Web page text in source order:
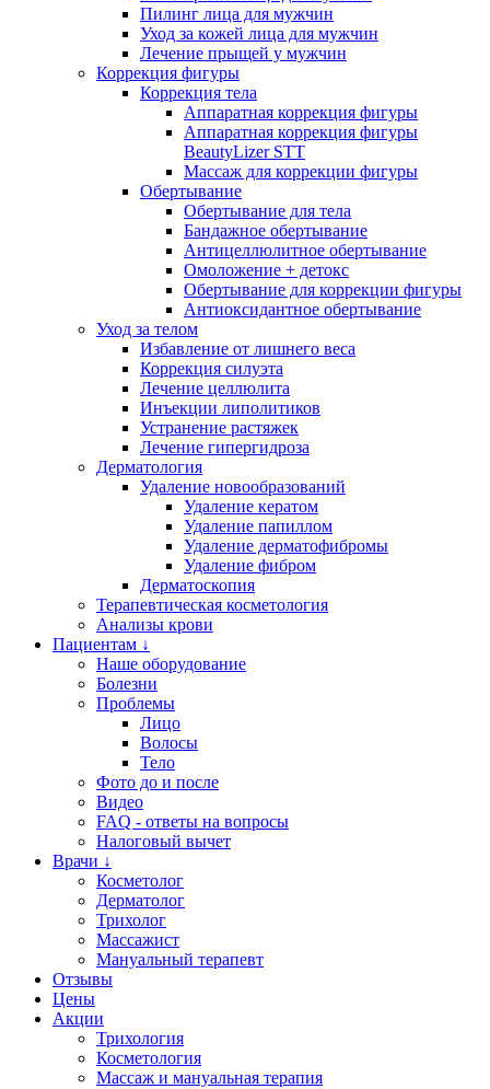
Пилинг лица для мужчин
Уход за кожей лица для мужчин
Лечение прыщей у мужчин
Коррекция фигуры
Коррекция тела
Аппаратная коррекция фигуры
Аппаратная коррекция фигуры
BeautyLizer STT
Массаж для коррекции фигуры
Обертывание
Обертывание для тела
Бандажное обертывание
Антицеллюлитное обертывание
Омоложение + детокс
Обертывание для коррекции фигуры
Антиоксидантное обертывание
Уход за телом
Избавление от лишнего веса
Коррекция силуэта
Лечение целлюлита
Инъекции липолитиков
Устранение растяжек
Лечение гипергидроза
Дерматология
Удаление новообразований
Удаление кератом
Удаление папиллом
Удаление дерматофибромы
Удаление фибром
Дерматоскопия
Терапевтическая косметология
Анализы крови
Пациентам ↓
Наше оборудование
Болезни
Проблемы
Лицо
Волосы
Тело
Фото до и после
Видео
FAQ - ответы на вопросы
Налоговый вычет
Врачи ↓
Косметолог
Дерматолог
Трихолог
Массажист
Мануальный терапевт
Отзывы
Цены
Акции
Трихология
Косметология
Массаж и мануальная терапия